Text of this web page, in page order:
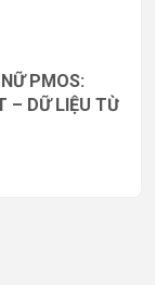
PMOS:
– DỮ LIỆU TỪ